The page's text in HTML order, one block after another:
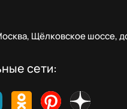
Щёлковское шоссе,
сети: